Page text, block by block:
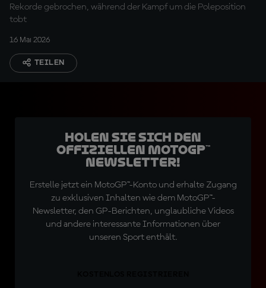
Rekorde gebrochen, während der Kampf um die Poleposition
tobt
16 Mai 2026
TEILEN
Holen Sie sich den
offiziellen MotoGP™
Newsletter!
Erstelle jetzt ein MotoGP™-Konto und erhalte Zugang
zu exklusiven Inhalten wie dem MotoGP™-
Newsletter, den GP-Berichten, unglaubliche Videos
und andere interessante Informationen über
unseren Sport enthält.